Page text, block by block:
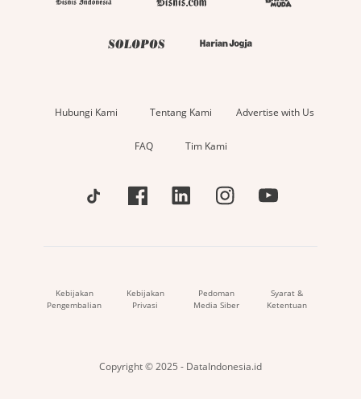
Hubungi Kami Tentang Kami Advertise with Us
FAQ Tim Kami
Kebijakan
Pengembalian
Kebijakan
Privasi
Pedoman
Media Siber
Syarat &
Ketentuan
Copyright © 2025 - DataIndonesia.id